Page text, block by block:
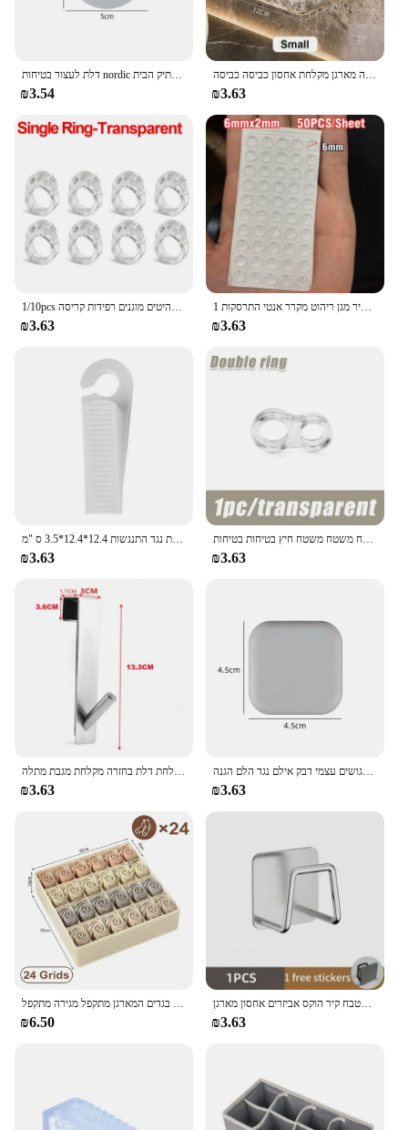
דלת לעצור בטיחות nordic מספקת סיליקון עצמי דבק דלת פקק מגן מגן כיסוי משתיק הבית
₪3.54
אקריליק חדר אמבטיה מדף ללא מקדחה מארגן מקלחת אחסון כביסה כביסה
₪3.63
1/10pcs דלת מפסיקה דלת סיליקון ידית חיץ מגן קיר דלת מגן מגן קירות פגוש רהיטים מוגנים רפידות קריסה
₪3.63
1 גיליון עצמי דבק חיץ רפידות סיליקון דלת פקק ארון פגושים קיר מגן ריהוט מקרר אנטי התרסקות Pad
₪3.63
פקק דלת סיליקון דבק עצמי חזק קיר יניקה מגינים מוסתרים אילמת נגד התנגשות 12.4*12.4*3.5 ס "מ
₪3.63
דלת תחנת כיבוי בטיחות אספקה דלת סיליקון שקוף ידית דלת קיר משטח משטח משטח משטח משטח משטח חיץ בטיחות בטיחות
₪3.63
נירוסטה מעל זכוכית דלת מקלחת דלת בחזרה מקלחת מגבת מתלה S-צורת אמבטיה חלוק רחצה מחזיק קולב ווים
₪3.63
דלת פקק סיליקון ידית פגושים עצמי דבק אילם נגד הלם הגנה Porte Pad שיפור בית מגן Pad
₪3.63
הלבשה תחתונה הלבשה תחתונה אחסון הלבשה תחתונה גרביים אחסון תיבות ארון בגדים בגדים המארגן מתקפל מגירה מתקפל
₪6.50
מטבח כיור נירוסטה כיור ספוגים בעל דבק עצמי ניקוז מתלה מטבח קיר הוקס אביזרים אחסון מארגן
₪3.63